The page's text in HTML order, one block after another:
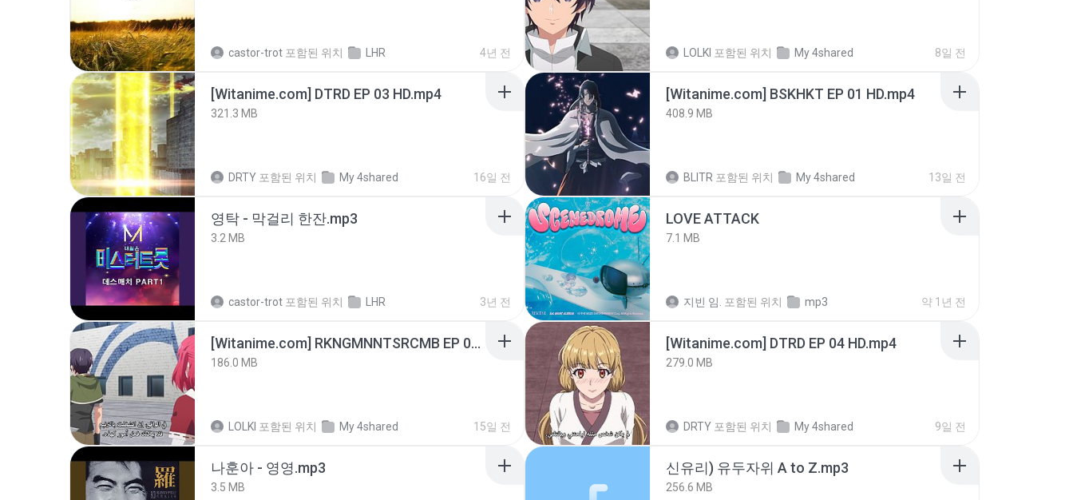
castor-trot 포함된 위치 LHR 4년 전 LOLKI 포함된 위치 My 4shared 8일 전
[Witanime.com] DTRD EP 03 HD.mp4
321.3 MB
DRTY 포함된 위치 My 4shared 16일 전
[Witanime.com] BSKHKT EP 01 HD.mp4
408.9 MB
BLITR 포함된 위치 My 4shared 13일 전
영탁 - 막걸리 한잔.mp3
3.2 MB
castor-trot 포함된 위치 LHR 3년 전
LOVE ATTACK
7.1 MB
지빈 임. 포함된 위치 mp3 약 1년 전
[Witanime.com] RKNGMNNTSRCMB EP 05 HD.mp4
186.0 MB
LOLKI 포함된 위치 My 4shared 15일 전
[Witanime.com] DTRD EP 04 HD.mp4
279.0 MB
DRTY 포함된 위치 My 4shared 9일 전
나훈아 - 영영.mp3
3.5 MB
신유리) 유두자위 A to Z.mp3
256.6 MB